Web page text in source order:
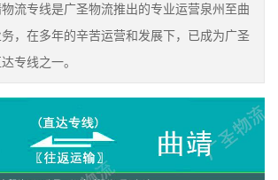
流专线是广圣物流推出的专业运营泉州至曲
，在多年的辛苦运营和发展下，已成为广圣
专线之一。